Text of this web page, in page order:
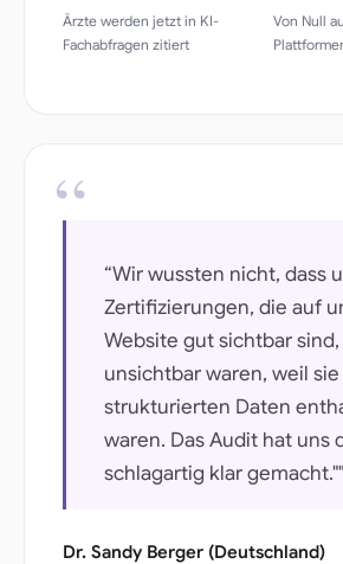
Ärzte werden jetzt in KI-
Fachabfragen zitiert
Von Null
“Wir wussten nicht, dass
Zertifizierungen, die auf
Website gut sichtbar sind,
unsichtbar waren, weil
strukturierten Daten
waren. Das Audit hat uns
schlagartig klar gemacht.""
Dr. Sandy Berger (Deutschland)